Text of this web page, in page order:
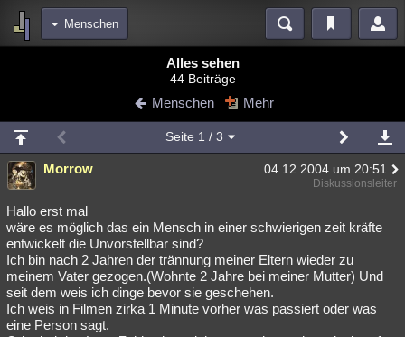
Menschen
Blogs
Chat Wiki Neuigkeiten
meine Rubriken
Menschen Mystery Kriminalfälle
Spiritualität
Natur Umfragen Unterhaltung
weitere Rubriken
Philosophie Träume Orte Esoterik
Astronomie Helpdesk Gruppen Gaming Filme
Alles sehen
44 Beiträge
Menschen Mehr
Seite 1 / 3
Morrow 04.12.2004 um 20:51
Diskussionsleiter
Hallo erst mal
wäre es möglich das ein Mensch in einer schwierigen zeit kräfte
entwickelt die Unvorstellbar sind?
Ich bin nach 2 Jahren der trännung meiner Eltern wieder zu
meinem Vater gezogen.(Wohnte 2 Jahre bei meiner Mutter) Und
seit dem weis ich dinge bevor sie geschehen.
Ich weis in Filmen zirka 1 Minute vorher was passiert oder was
eine Person sagt.